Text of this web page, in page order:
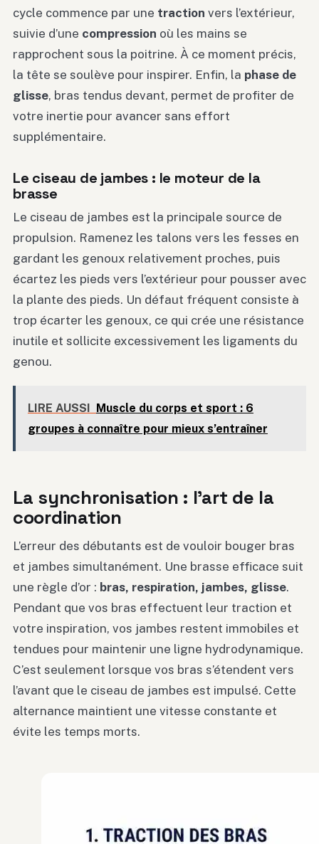
cycle commence par une traction vers l’extérieur,
suivie d’une compression où les mains se
rapprochent sous la poitrine. À ce moment précis,
la tête se soulève pour inspirer. Enfin, la phase de
glisse, bras tendus devant, permet de profiter de
votre inertie pour avancer sans effort
supplémentaire.
Le ciseau de jambes : le moteur de la
brasse
Le ciseau de jambes est la principale source de
propulsion. Ramenez les talons vers les fesses en
gardant les genoux relativement proches, puis
écartez les pieds vers l’extérieur pour pousser avec
la plante des pieds. Un défaut fréquent consiste à
trop écarter les genoux, ce qui crée une résistance
inutile et sollicite excessivement les ligaments du
genou.
LIRE AUSSI Muscle du corps et sport : 6
groupes à connaître pour mieux s’entraîner
La synchronisation : l’art de la
coordination
L’erreur des débutants est de vouloir bouger bras
et jambes simultanément. Une brasse efficace suit
une règle d’or : bras, respiration, jambes, glisse.
Pendant que vos bras effectuent leur traction et
votre inspiration, vos jambes restent immobiles et
tendues pour maintenir une ligne hydrodynamique.
C’est seulement lorsque vos bras s’étendent vers
l’avant que le ciseau de jambes est impulsé. Cette
alternance maintient une vitesse constante et
évite les temps morts.